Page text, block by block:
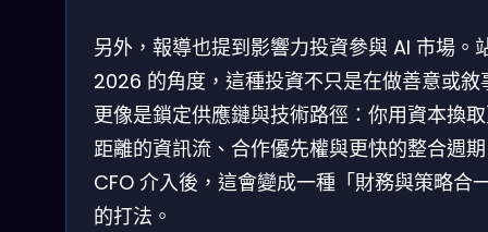
另外，報導也提到影響力投資參與 AI 市場。
2026 的角度，這種投資不只是在做善意或敘
更像是鎖定供應鏈與技術路徑：你用資本換
距離的資訊流、合作優先權與更快的整合週
CFO 介入後，這會變成一種「財務與策略合
的打法。